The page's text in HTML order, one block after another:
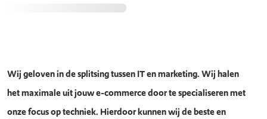
Wij geloven in de splitsing tussen IT en marketing. Wij halen
het maximale uit jouw e-commerce door te specialiseren met
onze focus op techniek. Hierdoor kunnen wij de beste en